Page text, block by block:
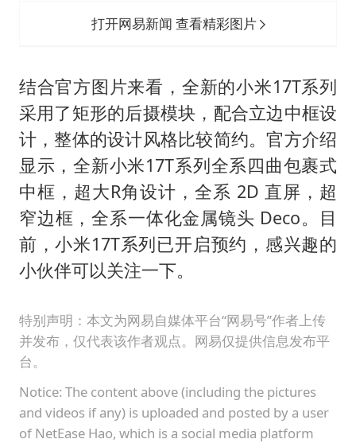
打开网易新闻 查看精彩图片
结合官方图片来看，全新的小米17T系列
采用了矩形的后摄模块，配合立边中框设
计，整体的设计风格比较简约。官方介绍
显示，全新小米17T系列全系四曲包裹式
中框，超大R角设计，全系 2D 直屏，超
窄边框，全系一体化金属镜头 Deco。目
前，小米17T系列已开启预约，感兴趣的
小伙伴可以关注一下。
特别声明：本文为网易自媒体平台“网易号”作者上传
并发布，仅代表该作者观点。网易仅提供信息发布平
台。
Notice: The content above (including the pictures
and videos if any) is uploaded and posted by a user
of NetEase Hao, which is a social media platform